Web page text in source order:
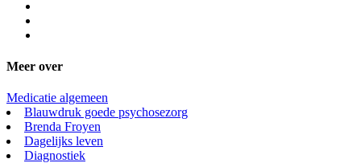
Meer over
Medicatie algemeen
Blauwdruk goede psychosezorg
Brenda Froyen
Dagelijks leven
Diagnostiek